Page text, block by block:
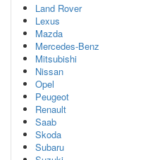
Land Rover
Lexus
Mazda
Mercedes-Benz
Mitsubishi
Nissan
Opel
Peugeot
Renault
Saab
Skoda
Subaru